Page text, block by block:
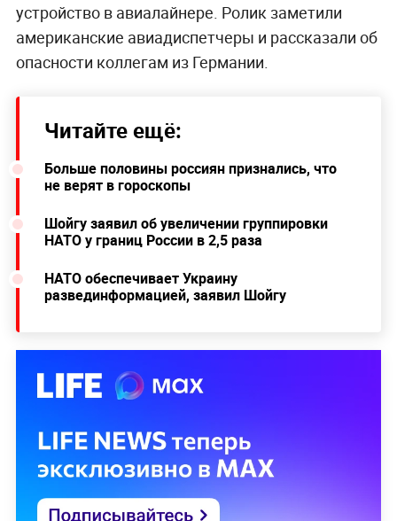
устройство в авиалайнере. Ролик заметили
американские авиадиспетчеры и рассказали об
опасности коллегам из Германии.
Читайте ещё:
Больше половины россиян признались, что
не верят в гороскопы
Шойгу заявил об увеличении группировки
НАТО у границ России в 2,5 раза
НАТО обеспечивает Украину
развединформацией, заявил Шойгу